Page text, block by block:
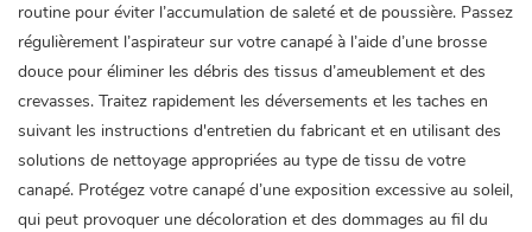
routine pour éviter l’accumulation de saleté et de poussière. Passez
régulièrement l’aspirateur sur votre canapé à l’aide d’une brosse
douce pour éliminer les débris des tissus d’ameublement et des
crevasses. Traitez rapidement les déversements et les taches en
suivant les instructions d'entretien du fabricant et en utilisant des
solutions de nettoyage appropriées au type de tissu de votre
canapé. Protégez votre canapé d’une exposition excessive au soleil,
qui peut provoquer une décoloration et des dommages au fil du